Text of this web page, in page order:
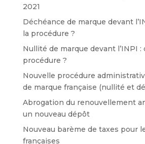
2021
Déchéance de marque devant
la procédure ?
Nullité de marque devant l’INPI :
procédure ?
Nouvelle procédure
de marque française (nullité et
Abrogation du renouvellement
un nouveau dépôt
Nouveau barème de taxes pour
françaises